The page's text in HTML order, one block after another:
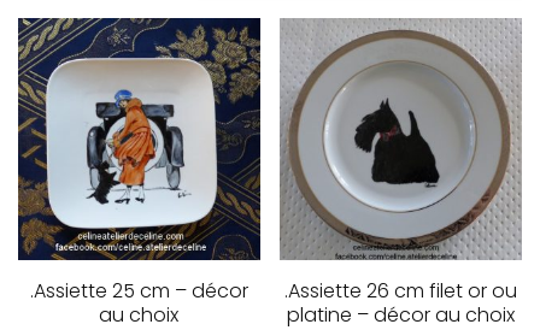
.Assiette 25 cm – décor
au choix
.Assiette 26 cm filet or ou
platine – décor au choix